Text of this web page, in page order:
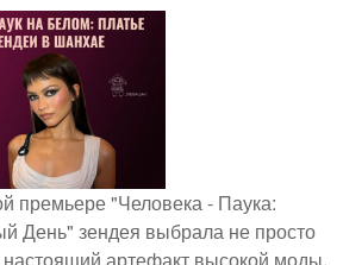
премьере "Человека - Паука:
День" зендея выбрала не просто
артефакт высокой моды.